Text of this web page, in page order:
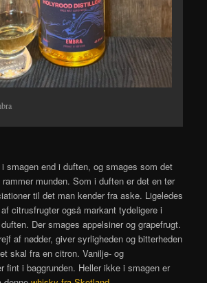
smagen end i duften, og smages som det
munden. Som i duften er det en tør
til det man kender fra aske. Ligeledes
citrusfrugter også markant tydeligere i
Der smages appelsiner og grapefrugt.
af nødder, giver syrligheden og bitterheden
skal fra en citron. Vanilje- og
fint i baggrunden. Heller ikke i smagen er